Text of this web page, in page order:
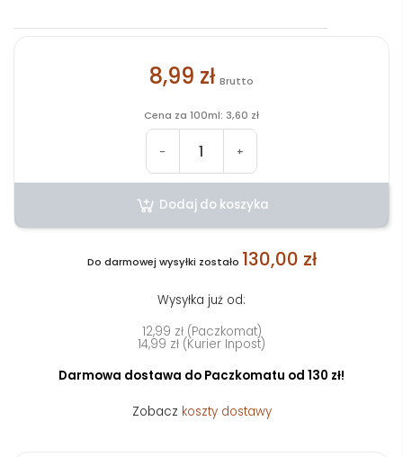
8,99 zł Brutto
Cena za 100ml: 3,60 zł
- +
Dodaj do koszyka
Do darmowej wysyłki zostało 130,00 zł
Wysyłka już od:
12,99 zł (Paczkomat)
14,99 zł (Kurier Inpost)
Darmowa dostawa do Paczkomatu od 130 zł!
Zobacz koszty dostawy